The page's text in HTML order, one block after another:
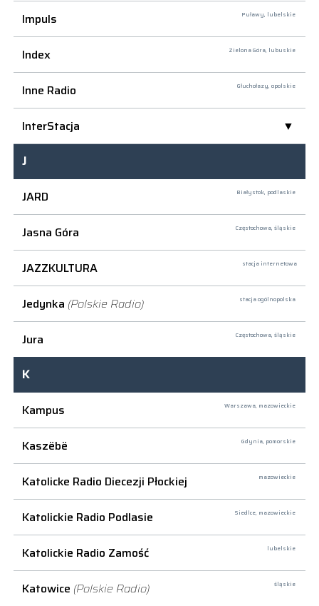
Impuls Puławy, lubelskie
Index Zielona Góra, lubuskie
Inne Radio Głuchołazy, opolskie
InterStacja
J
JARD
Białystok, podlaskie
Jasna Góra Częstochowa, śląskie
JAZZKULTURA stacja internetowa
Jedynka (Polskie Radio) stacja ogólnopolska
Jura Częstochowa, śląskie
K
Kampus
Warszawa, mazowieckie
Kaszëbë Gdynia, pomorskie
Katolicke Radio Diecezji Płockiej mazowieckie
Katolickie Radio Podlasie Siedlce, mazowieckie
Katolickie Radio Zamość lubelskie
Katowice (Polskie Radio) śląskie